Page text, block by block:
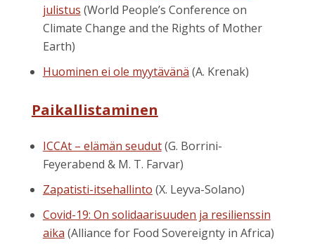
julistus (World People’s Conference on
Climate Change and the Rights of Mother
Earth)
Huominen ei ole myytävänä (A. Krenak)
Paikallistaminen
ICCAt – elämän seudut(G. Borrini-
Feyerabend & M. T. Farvar)
Zapatisti-itsehallinto (X. Leyva-Solano)
Covid-19: On solidaarisuuden ja resilienssin
aika (Alliance for Food Sovereignty in Africa)